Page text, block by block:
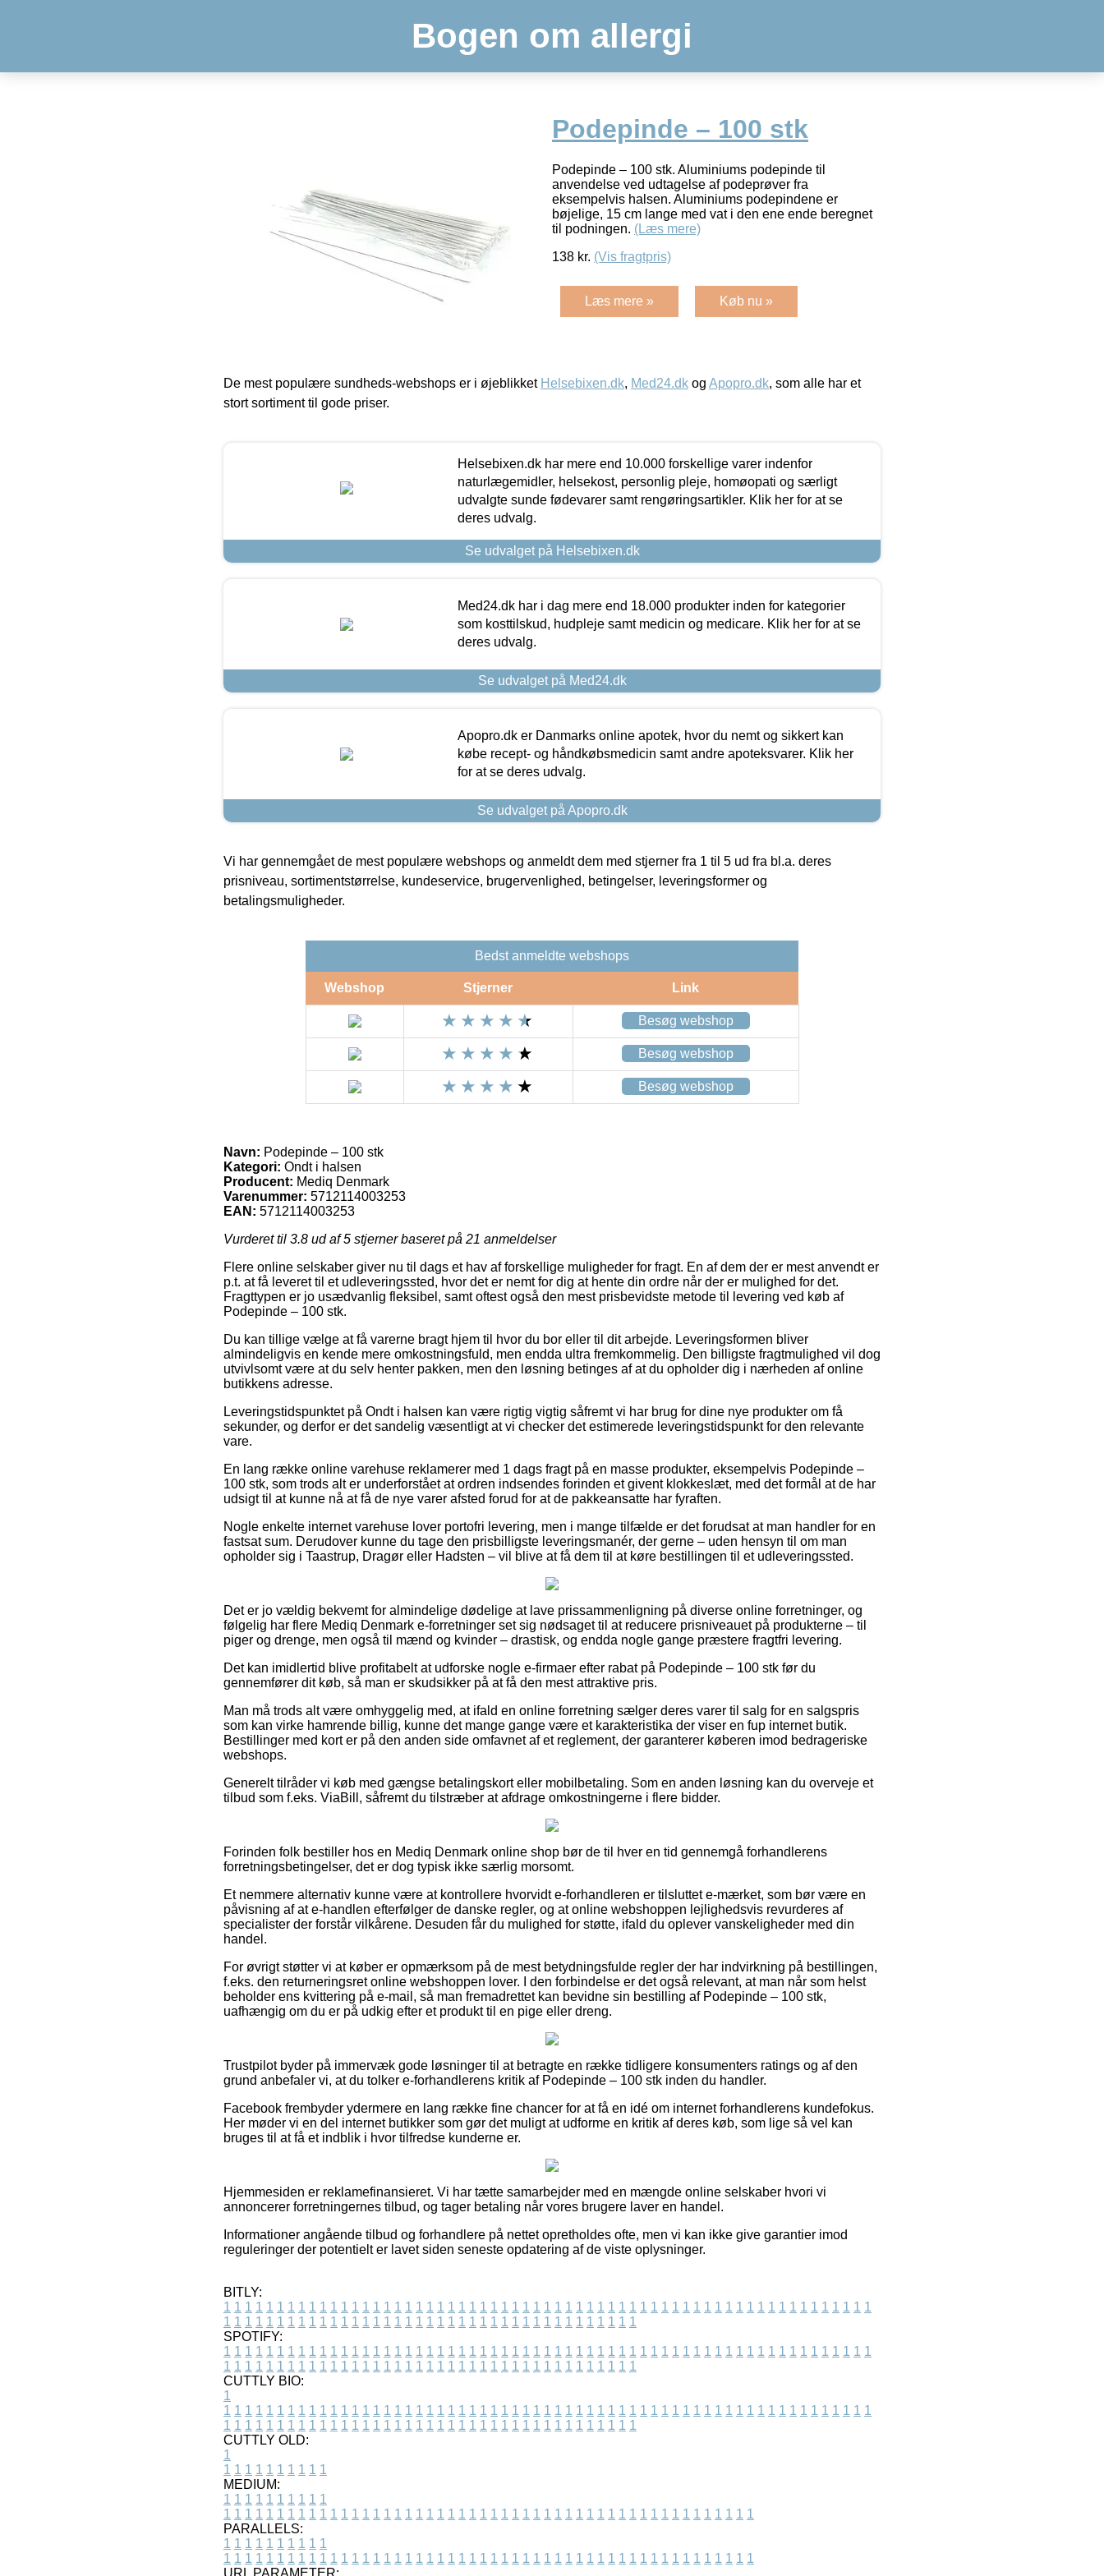
Bogen om allergi
Podepinde – 100 stk
Podepinde – 100 stk. Aluminiums podepinde til
anvendelse ved udtagelse af podeprøver fra
eksempelvis halsen. Aluminiums podepindene er
bøjelige, 15 cm lange med vat i den ene ende beregnet
til podningen. (Læs mere)
138 kr. (Vis fragtpris)
Læs mere » Køb nu »
De mest populære sundheds-webshops er i øjeblikket Helsebixen.dk, Med24.dk og Apopro.dk, som alle har et
stort sortiment til gode priser.
Helsebixen.dk har mere end 10.000 forskellige varer indenfor
naturlægemidler, helsekost, personlig pleje, homøopati og særligt
udvalgte sunde fødevarer samt rengøringsartikler. Klik her for at se
deres udvalg.
Se udvalget på Helsebixen.dk
Med24.dk har i dag mere end 18.000 produkter inden for kategorier
som kosttilskud, hudpleje samt medicin og medicare. Klik her for at se
deres udvalg.
Se udvalget på Med24.dk
Apopro.dk er Danmarks online apotek, hvor du nemt og sikkert kan
købe recept- og håndkøbsmedicin samt andre apoteksvarer. Klik her
for at se deres udvalg.
Se udvalget på Apopro.dk
Vi har gennemgået de mest populære webshops og anmeldt dem med stjerner fra 1 til 5 ud fra bl.a. deres
prisniveau, sortimentstørrelse, kundeservice, brugervenlighed, betingelser, leveringsformer og
betalingsmuligheder.
Bedst anmeldte webshops
Webshop Stjerner Link
Besøg webshop
Besøg webshop
Besøg webshop
Navn: Podepinde – 100 stk
Kategori: Ondt i halsen
Producent: Mediq Denmark
Varenummer: 5712114003253
EAN: 5712114003253
Vurderet til 3.8 ud af 5 stjerner baseret på 21 anmeldelser
Flere online selskaber giver nu til dags et hav af forskellige muligheder for fragt. En af dem der er mest anvendt er
p.t. at få leveret til et udleveringssted, hvor det er nemt for dig at hente din ordre når der er mulighed for det.
Fragttypen er jo usædvanlig fleksibel, samt oftest også den mest prisbevidste metode til levering ved køb af
Podepinde – 100 stk.
Du kan tillige vælge at få varerne bragt hjem til hvor du bor eller til dit arbejde. Leveringsformen bliver
almindeligvis en kende mere omkostningsfuld, men endda ultra fremkommelig. Den billigste fragtmulighed vil dog
utvivlsomt være at du selv henter pakken, men den løsning betinges af at du opholder dig i nærheden af online
butikkens adresse.
Leveringstidspunktet på Ondt i halsen kan være rigtig vigtig såfremt vi har brug for dine nye produkter om få
sekunder, og derfor er det sandelig væsentligt at vi checker det estimerede leveringstidspunkt for den relevante
vare.
En lang række online varehuse reklamerer med 1 dags fragt på en masse produkter, eksempelvis Podepinde –
100 stk, som trods alt er underforstået at ordren indsendes forinden et givent klokkeslæt, med det formål at de har
udsigt til at kunne nå at få de nye varer afsted forud for at de pakkeansatte har fyraften.
Nogle enkelte internet varehuse lover portofri levering, men i mange tilfælde er det forudsat at man handler for en
fastsat sum. Derudover kunne du tage den prisbilligste leveringsmanér, der gerne – uden hensyn til om man
opholder sig i Taastrup, Dragør eller Hadsten – vil blive at få dem til at køre bestillingen til et udleveringssted.
Det er jo vældig bekvemt for almindelige dødelige at lave prissammenligning på diverse online forretninger, og
følgelig har flere Mediq Denmark e-forretninger set sig nødsaget til at reducere prisniveauet på produkterne – til
piger og drenge, men også til mænd og kvinder – drastisk, og endda nogle gange præstere fragtfri levering.
Det kan imidlertid blive profitabelt at udforske nogle e-firmaer efter rabat på Podepinde – 100 stk før du
gennemfører dit køb, så man er skudsikker på at få den mest attraktive pris.
Man må trods alt være omhyggelig med, at ifald en online forretning sælger deres varer til salg for en salgspris
som kan virke hamrende billig, kunne det mange gange være et karakteristika der viser en fup internet butik.
Bestillinger med kort er på den anden side omfavnet af et reglement, der garanterer køberen imod bedrageriske
webshops.
Generelt tilråder vi køb med gængse betalingskort eller mobilbetaling. Som en anden løsning kan du overveje et
tilbud som f.eks. ViaBill, såfremt du tilstræber at afdrage omkostningerne i flere bidder.
Forinden folk bestiller hos en Mediq Denmark online shop bør de til hver en tid gennemgå forhandlerens
forretningsbetingelser, det er dog typisk ikke særlig morsomt.
Et nemmere alternativ kunne være at kontrollere hvorvidt e-forhandleren er tilsluttet e-mærket, som bør være en
påvisning af at e-handlen efterfølger de danske regler, og at online webshoppen lejlighedsvis revurderes af
specialister der forstår vilkårene. Desuden får du mulighed for støtte, ifald du oplever vanskeligheder med din
handel.
For øvrigt støtter vi at køber er opmærksom på de mest betydningsfulde regler der har indvirkning på bestillingen,
f.eks. den returneringsret online webshoppen lover. I den forbindelse er det også relevant, at man når som helst
beholder ens kvittering på e-mail, så man fremadrettet kan bevidne sin bestilling af Podepinde – 100 stk,
uafhængig om du er på udkig efter et produkt til en pige eller dreng.
Trustpilot byder på immervæk gode løsninger til at betragte en række tidligere konsumenters ratings og af den
grund anbefaler vi, at du tolker e-forhandlerens kritik af Podepinde – 100 stk inden du handler.
Facebook frembyder ydermere en lang række fine chancer for at få en idé om internet forhandlerens kundefokus.
Her møder vi en del internet butikker som gør det muligt at udforme en kritik af deres køb, som lige så vel kan
bruges til at få et indblik i hvor tilfredse kunderne er.
Hjemmesiden er reklamefinansieret. Vi har tætte samarbejder med en mængde online selskaber hvori vi
annoncerer forretningernes tilbud, og tager betaling når vores brugere laver en handel.
Informationer angående tilbud og forhandlere på nettet opretholdes ofte, men vi kan ikke give garantier imod
reguleringer der potentielt er lavet siden seneste opdatering af de viste oplysninger.
BITLY:
1 1 1 1 1 1 1 1 1 1 1 1 1 1 1 1 1 1 1 1 1 1 1 1 1 1 1 1 1 1 1 1 1 1 1 1 1 1 1 1 1 1 1 1 1 1 1 1 1 1 1 1 1 1 1 1 1 1 1 1 1
1 1 1 1 1 1 1 1 1 1 1 1 1 1 1 1 1 1 1 1 1 1 1 1 1 1 1 1 1 1 1 1 1 1 1 1 1 1 1
SPOTIFY:
1 1 1 1 1 1 1 1 1 1 1 1 1 1 1 1 1 1 1 1 1 1 1 1 1 1 1 1 1 1 1 1 1 1 1 1 1 1 1 1 1 1 1 1 1 1 1 1 1 1 1 1 1 1 1 1 1 1 1 1 1
1 1 1 1 1 1 1 1 1 1 1 1 1 1 1 1 1 1 1 1 1 1 1 1 1 1 1 1 1 1 1 1 1 1 1 1 1 1 1
CUTTLY BIO:
1
1 1 1 1 1 1 1 1 1 1 1 1 1 1 1 1 1 1 1 1 1 1 1 1 1 1 1 1 1 1 1 1 1 1 1 1 1 1 1 1 1 1 1 1 1 1 1 1 1 1 1 1 1 1 1 1 1 1 1 1 1
1 1 1 1 1 1 1 1 1 1 1 1 1 1 1 1 1 1 1 1 1 1 1 1 1 1 1 1 1 1 1 1 1 1 1 1 1 1 1
CUTTLY OLD:
1
1 1 1 1 1 1 1 1 1 1
MEDIUM:
1 1 1 1 1 1 1 1 1 1
1 1 1 1 1 1 1 1 1 1 1 1 1 1 1 1 1 1 1 1 1 1 1 1 1 1 1 1 1 1 1 1 1 1 1 1 1 1 1 1 1 1 1 1 1 1 1 1 1 1
PARALLELS:
1 1 1 1 1 1 1 1 1 1
1 1 1 1 1 1 1 1 1 1 1 1 1 1 1 1 1 1 1 1 1 1 1 1 1 1 1 1 1 1 1 1 1 1 1 1 1 1 1 1 1 1 1 1 1 1 1 1 1 1